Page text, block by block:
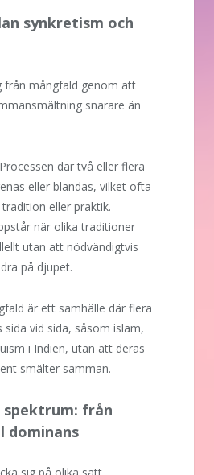
synkretism och
från mångfald genom att
snarare än
där två eller flera
eller blandas, vilket ofta
eller praktik.
när olika traditioner
utan att nödvändigtvis
på djupet.
är ett samhälle där flera
vid sida, såsom islam,
i Indien, utan att deras
smälter samman.
spektrum: från
dominans